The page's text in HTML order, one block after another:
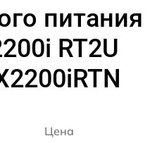
питания
RT2U
Цена